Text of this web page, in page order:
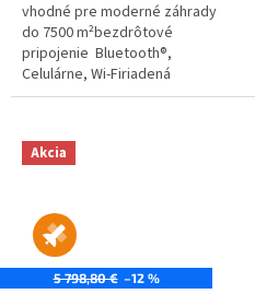
vhodné pre moderné záhrady
do 7500 m²bezdrôtové
pripojenie Bluetooth®,
Celulárne, Wi-Firiadená
aplikáciou Automower®
Fotoaparát
Akcia
5 798,80 € –12 %